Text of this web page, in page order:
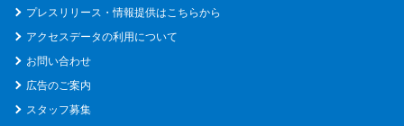
プレスリリース・情報提供はこちらから
アクセスデータの利用について
お問い合わせ
広告のご案内
スタッフ募集